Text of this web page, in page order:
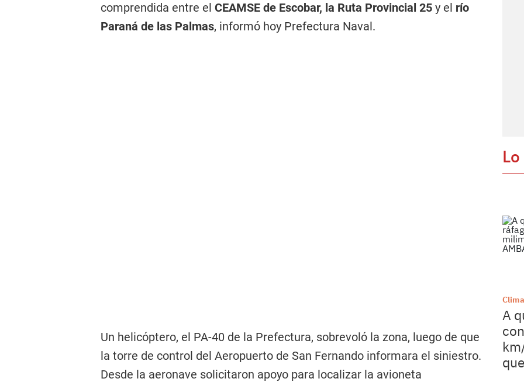
comprendida entre el CEAMSE de Escobar, la Ruta Provincial 25 y el río
Paraná de las Palmas, informó hoy Prefectura Naval.
Un helicóptero, el PA-40 de la Prefectura, sobrevoló la zona, luego de que
la torre de control del Aeropuerto de San Fernando informara el siniestro.
Desde la aeronave solicitaron apoyo para localizar la avioneta
Clima
A